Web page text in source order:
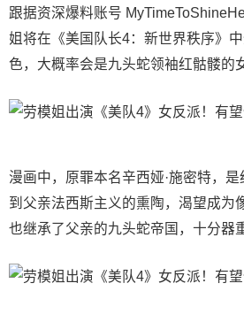
跟据资深爆料账号
姐将在《美国队长4：新世界秩序》
色，大概率会是九头蛇领袖红骷髅的女
漫画中，原罪本名辛西娅·施密特，
到父亲法西斯主义的熏陶，渴望成为
也继承了父亲的九头蛇帝国，十分器